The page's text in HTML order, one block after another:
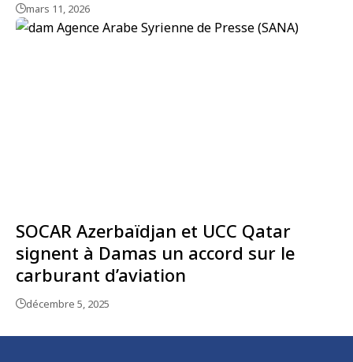
mars 11, 2026
SOCAR Azerbaïdjan et UCC Qatar
signent à Damas un accord sur le
carburant d’aviation
décembre 5, 2025